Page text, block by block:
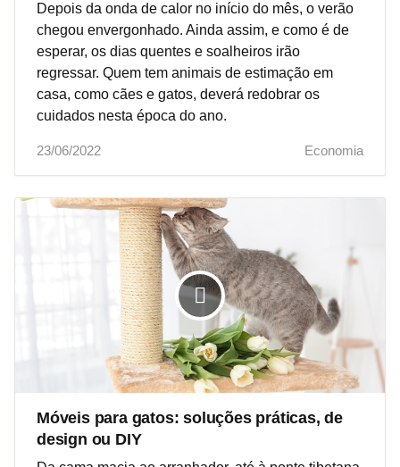
Depois da onda de calor no início do mês, o verão
chegou envergonhado. Ainda assim, e como é de
esperar, os dias quentes e soalheiros irão
regressar. Quem tem animais de estimação em
casa, como cães e gatos, deverá redobrar os
cuidados nesta época do ano.
23/06/2022 Economia
Móveis para gatos: soluções práticas, de
design ou DIY